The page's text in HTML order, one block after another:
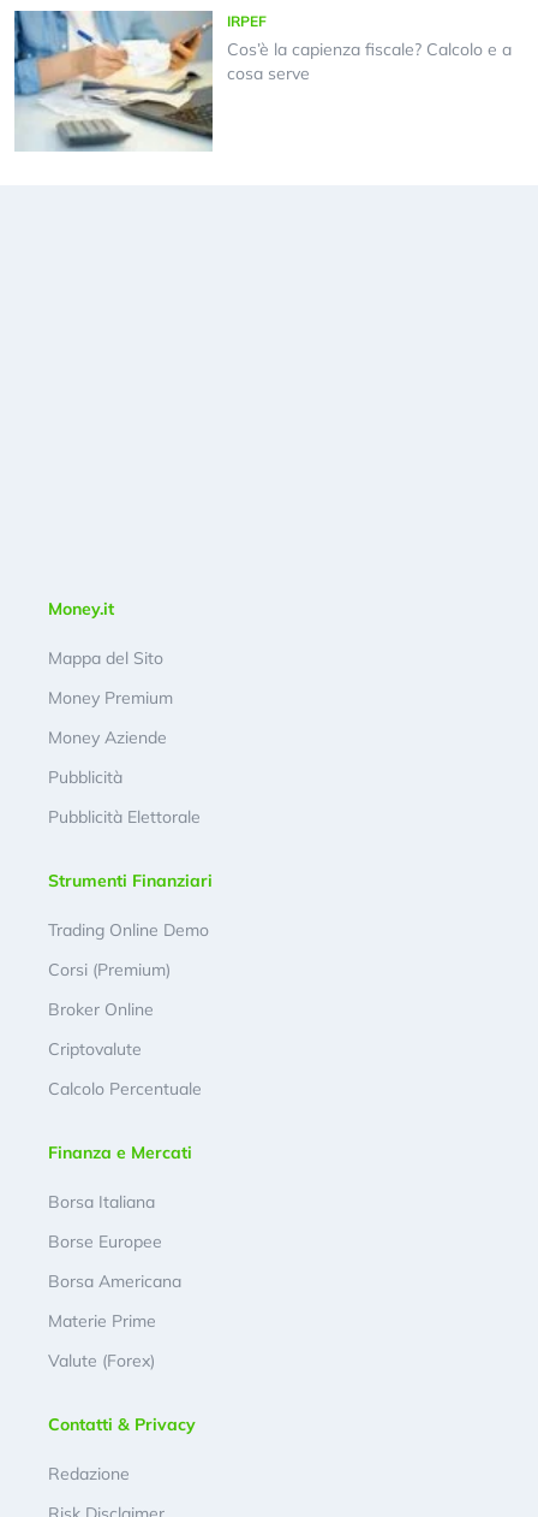
IRPEF
Cos’è la capienza fiscale? Calcolo e a
cosa serve
Money.it
Mappa del Sito
Money Premium
Money Aziende
Pubblicità
Pubblicità Elettorale
Strumenti Finanziari
Trading Online Demo
Corsi (Premium)
Broker Online
Criptovalute
Calcolo Percentuale
Finanza e Mercati
Borsa Italiana
Borse Europee
Borsa Americana
Materie Prime
Valute (Forex)
Contatti & Privacy
Redazione